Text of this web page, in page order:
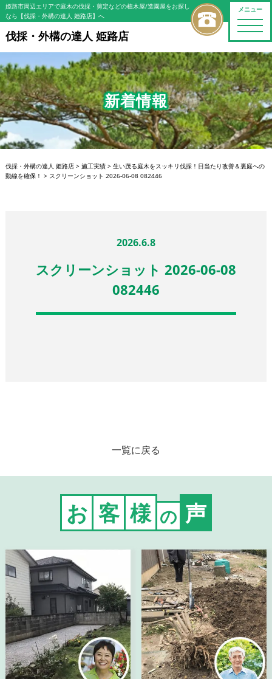
メニュー
toggle
姫路市周辺エリアで庭木の伐採・剪定などの植木屋/造園屋をお探し
なら【伐採・外構の達人 姫路店】へ
伐採・外構の達人 姫路店
新着情報
伐採・外構の達人 姫路店> 施工実績> 生い茂る庭木をスッキリ伐採！日当たり改善＆裏庭への
動線を確保！ > スクリーンショット 2026-06-08 082446
2026.6.8
スクリーンショット 2026-06-08
082446
一覧に戻る
お 客 様 の 声